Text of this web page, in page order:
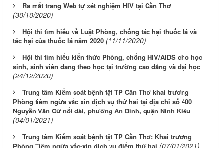
Ra mắt trang Web tự xét nghiệm HIV tại Cần Thơ
(30/10/2020)
Hội thi tìm hiểu về Luật Phòng, chống tác hại thuốc lá và
tác hại của thuốc lá năm 2020 (11/11/2020)
Hội thi tìm hiểu kiến thức Phòng, chống HIV/AIDS cho học
sinh, sinh viên đang theo học tại trường cao đẳng và đại học
(24/12/2020)
Trung tâm Kiểm soát bệnh tật TP Cần Thơ khai trương
Phòng tiêm ngừa vắc xin dịch vụ thứ hai tại địa chỉ số 400
Nguyễn Văn Cừ nối dài, phường An Bình, quận Ninh Kiều
(04/01/2021)
Trung tâm Kiểm soát bệnh tật TP Cần Thơ: Khai trương
Phòng Tiêm ngừa vắc-xin dịch vụ điểm thứ hai (07/01/2021)